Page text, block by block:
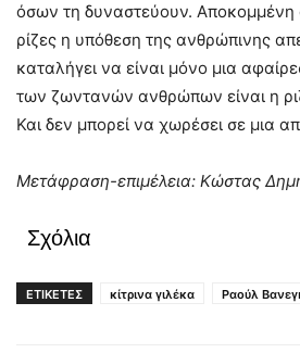
όσων τη δυναστεύουν. Αποκομμένη
ρίζες η υπόθεση της ανθρώπινης
καταλήγει να είναι μόνο μια
των ζωντανών ανθρώπων είναι η
Και δεν μπορεί να χωρέσει σε μια
Μετάφραση-επιμέλεια: Κώστας
Σχόλια
ΕΤΙΚΕΤΕΣ κίτρινα γιλέκα Ραούλ